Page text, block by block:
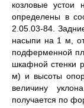
козловые устои
определены в
2.05.03-84.
насыпи на 1 м,
подферменной
шкафной стенки
м) и высоты
величину
получается по